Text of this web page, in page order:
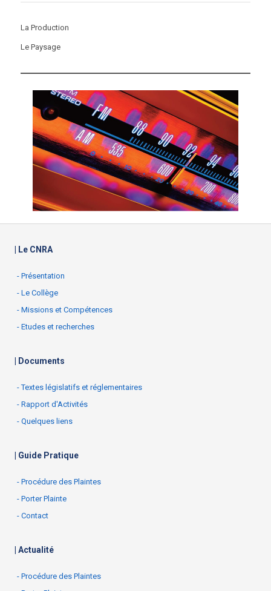
La Production
Le Paysage
| Le CNRA
- Présentation
- Le Collège
- Missions et Compétences
- Etudes et recherches
| Documents
- Textes législatifs et réglementaires
- Rapport d'Activités
- Quelques liens
| Guide Pratique
- Procédure des Plaintes
- Porter Plainte
- Contact
| Actualité
- Procédure des Plaintes